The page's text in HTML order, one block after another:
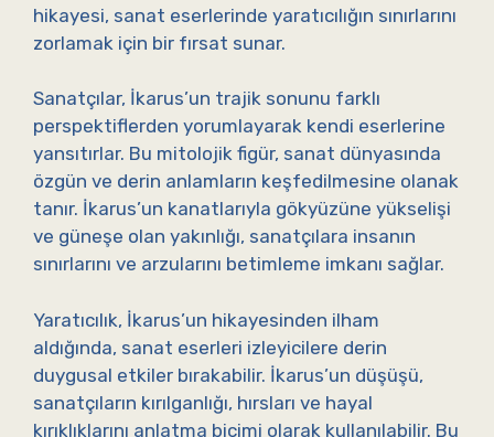
hikayesi, sanat eserlerinde yaratıcılığın sınırlarını
zorlamak için bir fırsat sunar.
Sanatçılar, İkarus’un trajik sonunu farklı
perspektiflerden yorumlayarak kendi eserlerine
yansıtırlar. Bu mitolojik figür, sanat dünyasında
özgün ve derin anlamların keşfedilmesine olanak
tanır. İkarus’un kanatlarıyla gökyüzüne yükselişi
ve güneşe olan yakınlığı, sanatçılara insanın
sınırlarını ve arzularını betimleme imkanı sağlar.
Yaratıcılık, İkarus’un hikayesinden ilham
aldığında, sanat eserleri izleyicilere derin
duygusal etkiler bırakabilir. İkarus’un düşüşü,
sanatçıların kırılganlığı, hırsları ve hayal
kırıklıklarını anlatma biçimi olarak kullanılabilir. Bu